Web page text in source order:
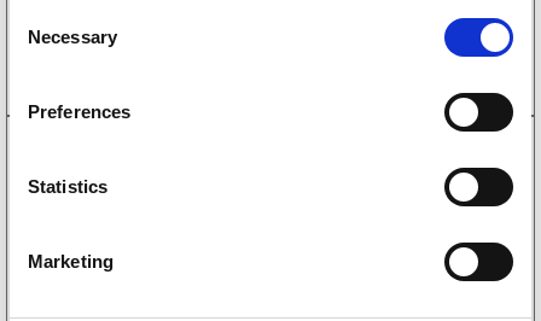
Necessary
Preferences
Statistics
Marketing
Segersäkring Ø72mm
27kr